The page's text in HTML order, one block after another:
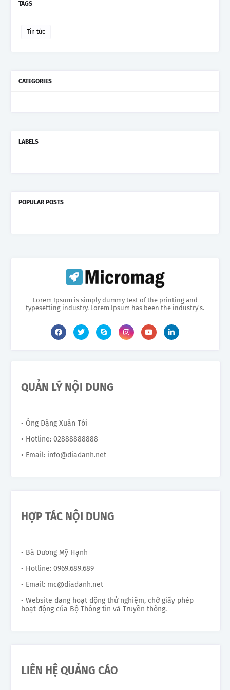
TAGS
Tin tức
CATEGORIES
LABELS
POPULAR POSTS
Lorem Ipsum is simply dummy text of the printing and
typesetting industry. Lorem Ipsum has been the industry's.
QUẢN LÝ NỘI DUNG
• Ông Đặng Xuân Tới
• Hotline: 02888888888
• Email: info@diadanh.net
HỢP TÁC NỘI DUNG
• Bà Dương Mỹ Hạnh
• Hotline: 0969.689.689
• Email: mc@diadanh.net
• Website đang hoạt động thử nghiệm, chờ giấy phép
hoạt động của Bộ Thông tin và Truyền thông.
LIÊN HỆ QUẢNG CÁO